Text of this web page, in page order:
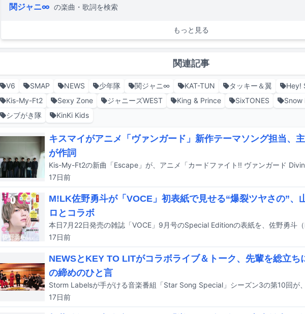
関ジャニ∞ の楽曲・歌詞を検索
もっと見る
関連記事
V6 SMAP NEWS 少年隊 関ジャニ∞ KAT-TUN タッキー＆翼
Hey!
Kis-My-Ft2
Sexy Zone ジャニーズWEST King & Prince SixTONES Snow
シブがき隊
KinKi Kids
キスマイがアニメ「ヴァンガード」新作テーマソング担当、
が作詞
17日前
M!LK佐野勇斗が「VOCE」初表紙で見せる“爆裂ツヤさの”、
ロとコラボ
本日7月22日発売の雑誌「VOCE」9月号のSpecial Editionの表紙を、佐野勇斗（
17日前
NEWSとKEY TO LITがコラボライブ＆トーク、先輩を総立ち
の締めのひと言
17日前